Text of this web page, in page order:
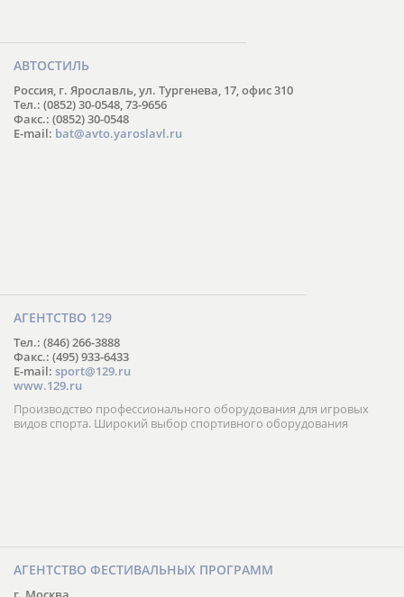
АВТОСТИЛЬ
Россия, г. Ярославль, ул. Тургенева, 17, офис 310
Тел.: (0852) 30-0548, 73-9656
Факс.: (0852) 30-0548
E-mail: bat@avto.yaroslavl.ru
АГЕНТСТВО 129
Тел.: (846) 266-3888
Факс.: (495) 933-6433
E-mail: sport@129.ru
www.129.ru
Производство профессионального оборудования для игровых
видов спорта. Широкий выбор спортивного оборудования
АГЕНТСТВО ФЕСТИВАЛЬНЫХ ПРОГРАММ